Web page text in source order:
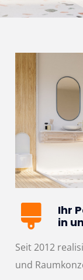
Ihr
in
Seit 2012
und